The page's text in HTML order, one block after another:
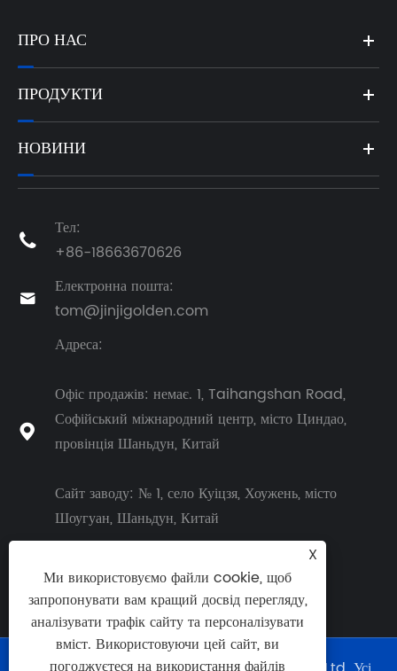
ПРО НАС
ПРОДУКТИ
НОВИНИ

Тел:
+86-18663670626

Електронна пошта:
tom@jinjigolden.com

Адреса:
Офіс продажів: немає. 1, Taihangshan Road,
Софійський міжнародний центр, місто Циндао,
провінція Шаньдун, Китай
Сайт заводу: № 1, село Куіцзя, Хоужень, місто
Шоугуан, Шаньдун, Китай
X
Ми використовуємо файли cookie, щоб
запропонувати вам кращий досвід перегляду,
аналізувати трафік сайту та персоналізувати
вміст. Використовуючи цей сайт, ви